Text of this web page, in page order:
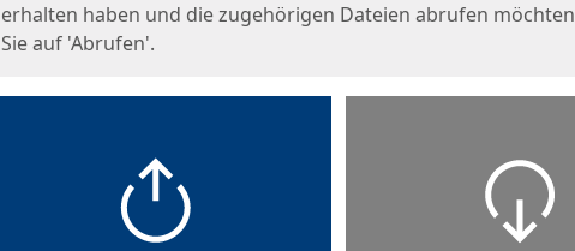
erhalten haben und die zugehörigen Dateien abrufen
Sie auf 'Abrufen'.